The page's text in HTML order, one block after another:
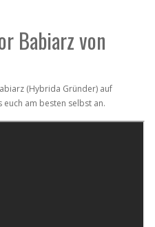
Babiarz von
(Hybrida Gründer) auf
am besten selbst an.